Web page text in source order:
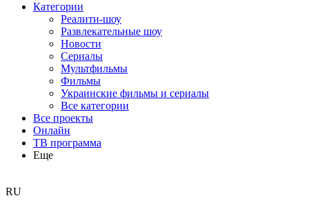
Категории
Реалити-шоу
Развлекательные шоу
Новости
Сериалы
Мультфильмы
Фильмы
Украинские фильмы и сериалы
Все категории
Все проекты
Онлайн
ТВ программа
Еще
RU